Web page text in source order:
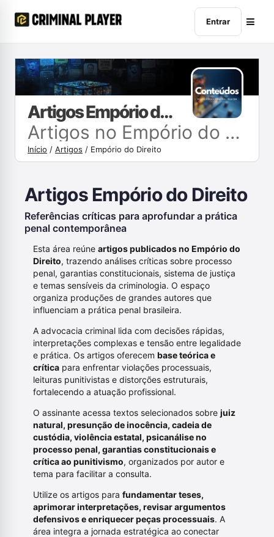
Entrar
Artigos Empório do Direito
Artigos no Empório do Direito
Início /Artigos / Empório do Direito
Artigos Empório do Direito
Referências críticas para aprofundar a prática
penal contemporânea
Esta área reúne artigos publicados no Empório do
Direito, trazendo análises críticas sobre processo
penal, garantias constitucionais, sistema de justiça
e temas sensíveis da criminologia. O espaço
organiza produções de grandes autores que
influenciam a prática penal brasileira.
A advocacia criminal lida com decisões rápidas,
interpretações complexas e tensão entre legalidade
e prática. Os artigos oferecem base teórica e
crítica para enfrentar violações processuais,
leituras punitivistas e distorções estruturais,
fortalecendo a atuação profissional.
O assinante acessa textos selecionados sobre juiz
natural, presunção de inocência, cadeia de
custódia, violência estatal, psicanálise no
processo penal, garantias constitucionais e
crítica ao punitivismo, organizados por autor e
tema para facilitar a consulta.
Utilize os artigos para fundamentar teses,
aprimorar interpretações, revisar argumentos
defensivos e enriquecer peças processuais. A
área integra a jornada estratégica ao conectar